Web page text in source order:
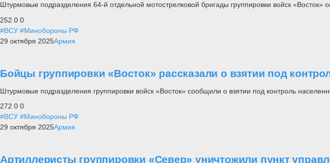
Штурмовые подразделения 64-й отдельной мотострелковой бригады группировки войск «Восток»
252 0 0
#ВСУ #Минобороны РФ
29 октября 2025Армия
Бойцы группировки «Восток» рассказали о взятии под
Штурмовые подразделения группировки войск «Восток» сообщили о взятии под контроль
272 0 0
#ВСУ #Минобороны РФ
29 октября 2025Армия
Артиллеристы группировки «Север» уничтожили пункт